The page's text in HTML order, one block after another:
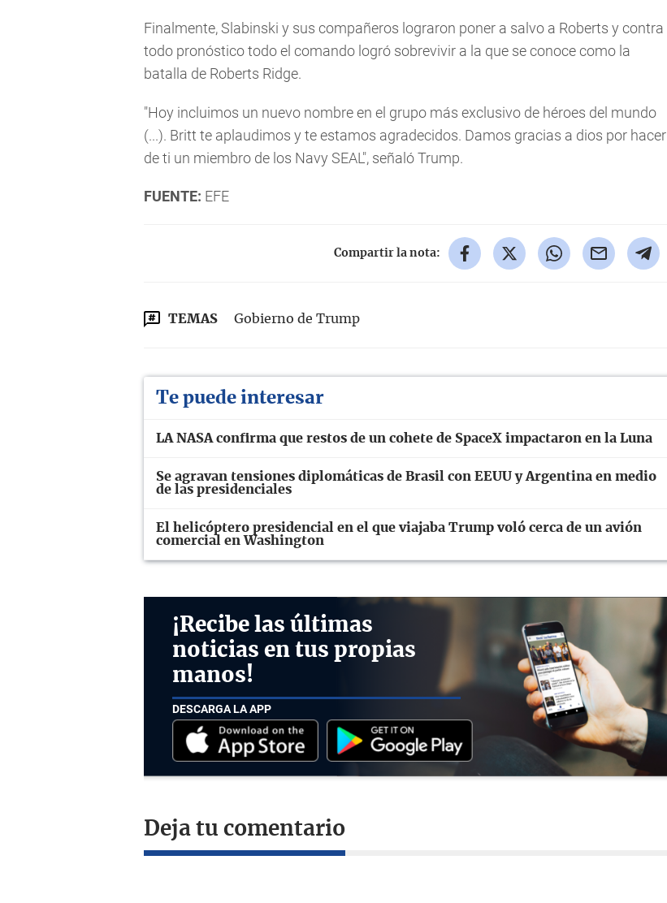
Finalmente, Slabinski y sus compañeros lograron poner a salvo a Roberts y contra
todo pronóstico todo el comando logró sobrevivir a la que se conoce como la
batalla de Roberts Ridge.
"Hoy incluimos un nuevo nombre en el grupo más exclusivo de héroes del mundo
(...). Britt te aplaudimos y te estamos agradecidos. Damos gracias a dios por hacer
de ti un miembro de los Navy SEAL", señaló Trump.
FUENTE: EFE
Compartir la nota:
TEMAS Gobierno de Trump
Te puede interesar
LA NASA confirma que restos de un cohete de SpaceX impactaron en la Luna
Se agravan tensiones diplomáticas de Brasil con EEUU y Argentina en medio
de las presidenciales
El helicóptero presidencial en el que viajaba Trump voló cerca de un avión
comercial en Washington
¡Recibe las últimas
noticias en tus propias
manos!
DESCARGA LA APP
Deja tu comentario